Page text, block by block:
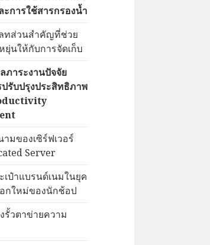
การใช้สารกรองน้ำ
ทส่วนสำคัญที่ช่วย
ยุ่นให้กับการจัดเก็บ
ภาระงานปัจจัย
รับปรุงประสิทธิภาพ
มของเซิร์ฟเวอร์
Server
เป๋าแบรนด์เนมในยุค
กใหม่ของนักช้อป
วตาข่ายความ